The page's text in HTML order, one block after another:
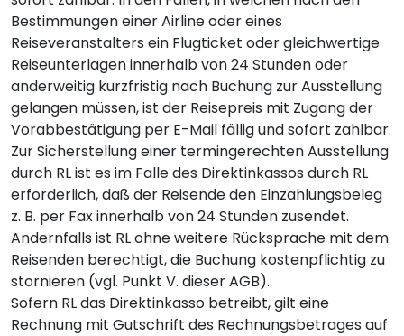
Bestimmungen einer Airline oder eines
Reiseveranstalters ein Flugticket oder gleichwertige
Reiseunterlagen innerhalb von 24 Stunden oder
anderweitig kurzfristig nach Buchung zur Ausstellung
gelangen müssen, ist der Reisepreis mit Zugang der
Vorabbestätigung per E-Mail fällig und sofort zahlbar.
Zur Sicherstellung einer termingerechten Ausstellung
durch RL ist es im Falle des Direktinkassos durch RL
erforderlich, daß der Reisende den Einzahlungsbeleg
z. B. per Fax innerhalb von 24 Stunden zusendet.
Andernfalls ist RL ohne weitere Rücksprache mit dem
Reisenden berechtigt, die Buchung kostenpflichtig zu
stornieren (vgl. Punkt V. dieser AGB).
Sofern RL das Direktinkasso betreibt, gilt eine
Rechnung mit Gutschrift des Rechnungsbetrages auf